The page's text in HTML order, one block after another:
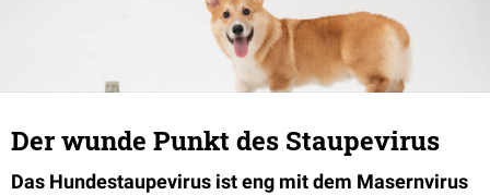
Der wunde Punkt des Staupevirus
Das Hundestaupevirus ist eng mit dem Masernvirus